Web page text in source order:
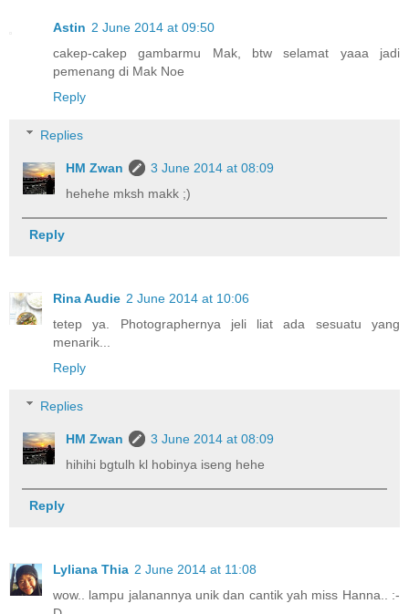
Astin 2 June 2014 at 09:50
cakep-cakep gambarmu Mak, btw selamat yaaa jadi
pemenang di Mak Noe
Reply
Replies
HM Zwan
3 June 2014 at 08:09
hehehe mksh makk ;)
Reply
Rina Audie 2 June 2014 at 10:06
tetep ya. Photographernya jeli liat ada sesuatu yang
menarik...
Reply
Replies
HM Zwan
3 June 2014 at 08:09
hihihi bgtulh kl hobinya iseng hehe
Reply
Lyliana Thia 2 June 2014 at 11:08
wow.. lampu jalanannya unik dan cantik yah miss Hanna.. :-